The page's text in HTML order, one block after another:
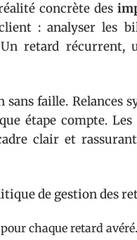
concrète des
: analyser les
retard récurrent,
sans faille. Relances
étape compte.
clair et
de gestion des
chaque retard avéré.